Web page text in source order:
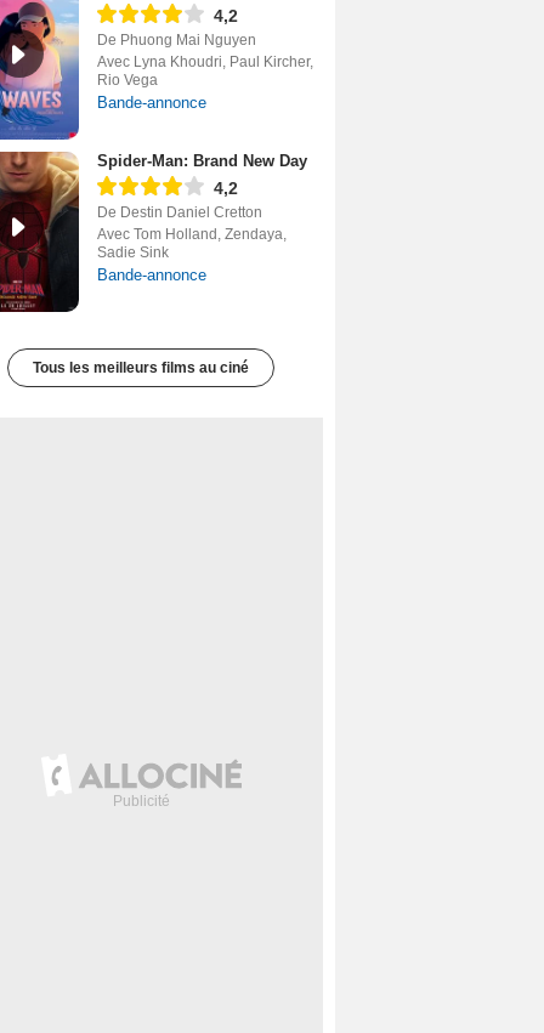
4,2
De Phuong Mai Nguyen
Avec Lyna Khoudri, Paul Kircher,
Rio Vega
Bande-annonce
Spider-Man: Brand New Day
4,2
De Destin Daniel Cretton
Avec Tom Holland, Zendaya,
Sadie Sink
Bande-annonce
Tous les meilleurs films au ciné